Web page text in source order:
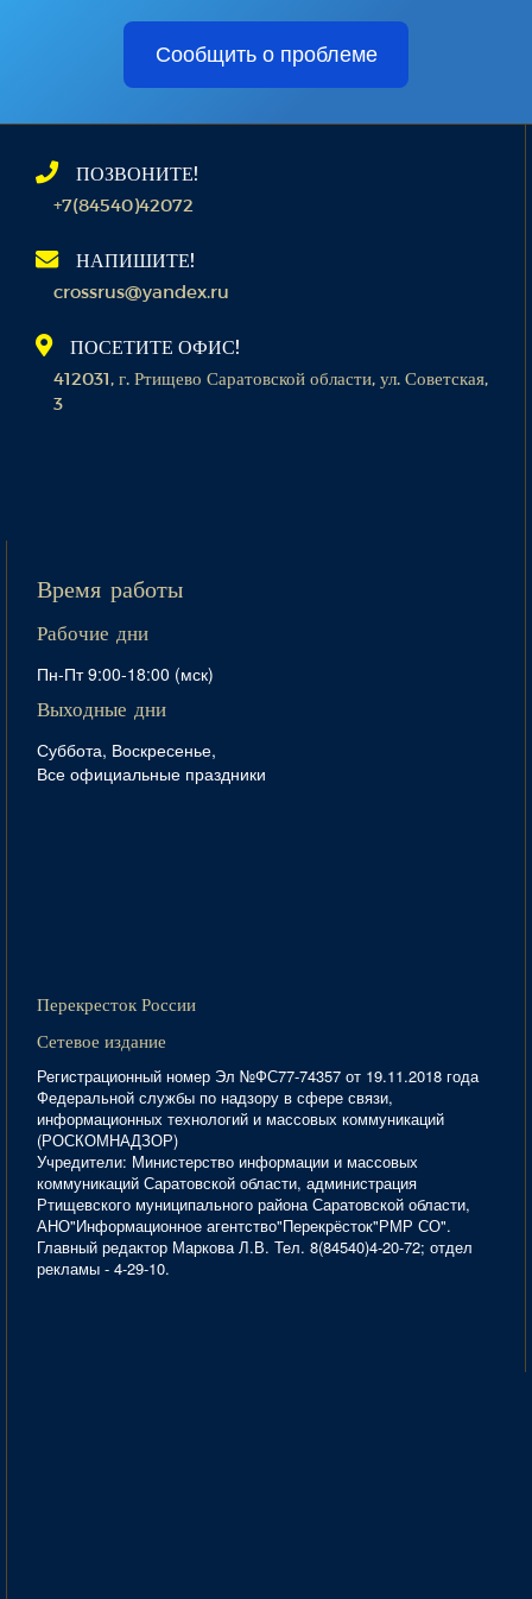
Сообщить о проблеме
ПОЗВОНИТЕ!
+7(84540)42072
НАПИШИТЕ!
crossrus@yandex.ru
ПОСЕТИТЕ ОФИС!
412031, г. Ртищево Саратовской области, ул. Советская,
3
Время работы
Рабочие дни
Пн-Пт 9:00-18:00 (мск)
Выходные дни
Суббота, Воскресенье,
Все официальные праздники
Перекресток России
Сетевое издание
Регистрационный номер Эл №ФС77-74357 от 19.11.2018 года
Федеральной службы по надзору в сфере связи,
информационных технологий и массовых коммуникаций
(РОСКОМНАДЗОР)
Учредители: Министерство информации и массовых
коммуникаций Саратовской области, администрация
Ртищевского муниципального района Саратовской области,
АНО"Информационное агентство"Перекрёсток"РМР СО".
Главный редактор Маркова Л.В. Тел. 8(84540)4-20-72; отдел
рекламы - 4-29-10.